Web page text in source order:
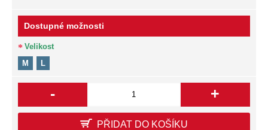
Dostupné možnosti
Velikost
M
L
- +
PŘIDAT DO KOŠÍKU